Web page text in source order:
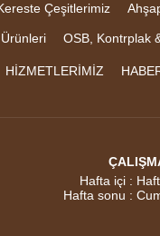
Çeşitlerimiz
OSB, Kontrplak
HİZMETLERİMİZ
Hafta içi :
Hafta sonu :